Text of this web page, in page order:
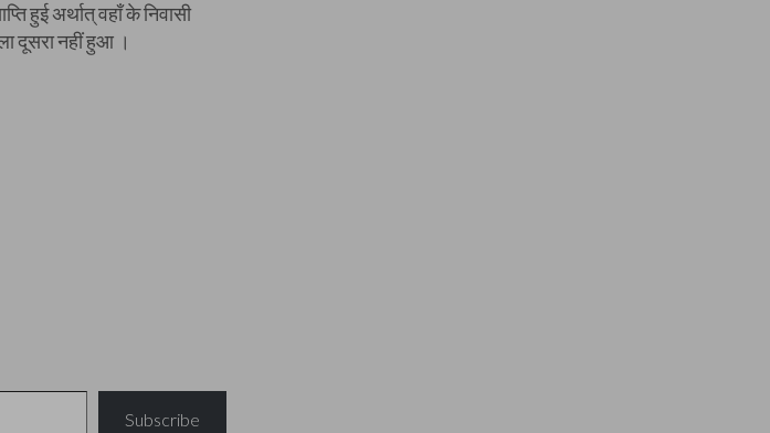
हुई अर्थात् वहाँ के निवासी
दूसरा नहीं हुआ ।
Subscribe